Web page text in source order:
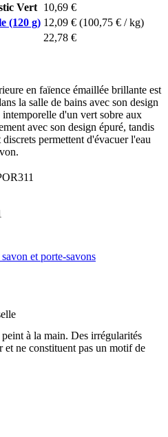
Vert
10,69 €
(120 g) 12,09 € (100,75 € / kg)
22,78 €
en faïence émaillée brillante est
la salle de bains avec son design
d'un vert sobre aux
avec son design épuré, tandis
permettent d'évacuer l'eau
et porte-savons
à la main. Des irrégularités
et ne constituent pas un motif de